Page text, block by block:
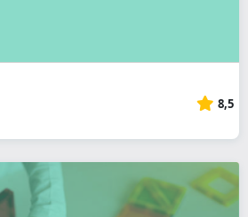
8,5